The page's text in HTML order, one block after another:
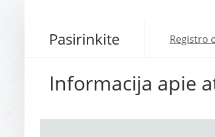
Pasirinkite Registro
Informacija apie